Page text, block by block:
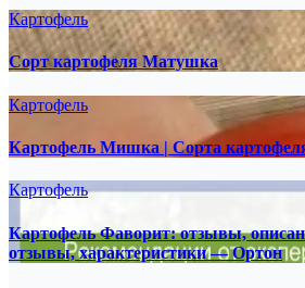
Картофель
Сорт картофеля Матушка
Картофель
Картофель Мишка | Сорта
Картофель
Картофель Фаворит: отзывы,
отзывы, характеристики — Ортон